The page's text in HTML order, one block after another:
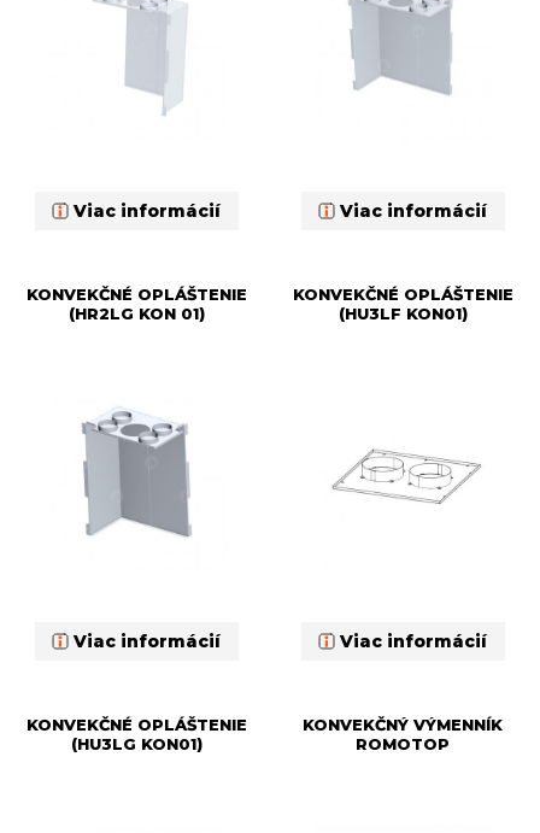
Viac informácií Viac informácií
KONVEKČNÉ OPLÁŠTENIE
(HR2LG KON 01)
Viac informácií
KONVEKČNÉ OPLÁŠTENIE
(HU3LF KON01)
Viac informácií
KONVEKČNÉ OPLÁŠTENIE
(HU3LG KON01)
KONVEKČNÝ VÝMENNÍK
ROMOTOP